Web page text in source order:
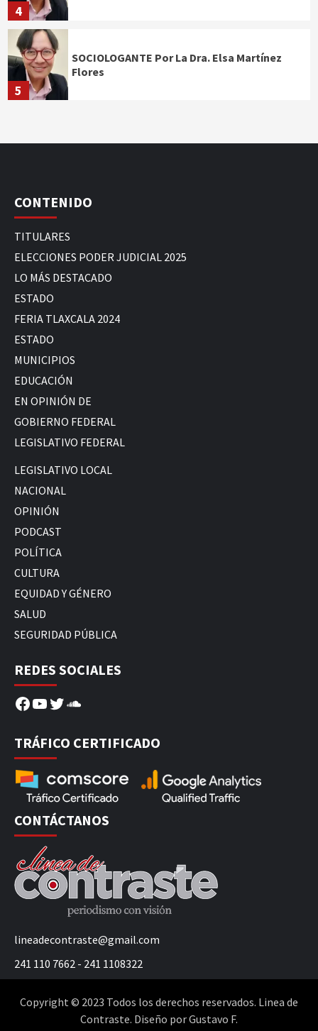
4
5
SOCIOLOGANTE Por La Dra. Elsa Martínez
Flores
CONTENIDO
TITULARES
ELECCIONES PODER JUDICIAL 2025
LO MÁS DESTACADO
ESTADO
FERIA TLAXCALA 2024
ESTADO
MUNICIPIOS
EDUCACIÓN
EN OPINIÓN DE
GOBIERNO FEDERAL
LEGISLATIVO FEDERAL
LEGISLATIVO LOCAL
NACIONAL
OPINIÓN
PODCAST
POLÍTICA
CULTURA
EQUIDAD Y GÉNERO
SALUD
SEGURIDAD PÚBLICA
REDES SOCIALES
Facebook
YouTube
Twitter
SoundCloud
TRÁFICO CERTIFICADO
CONTÁCTANOS
lineadecontraste@gmail.com
241 110 7662 - 241 1108322
Copyright © 2023 Todos los derechos reservados. Linea de
Contraste. Diseño por Gustavo F.